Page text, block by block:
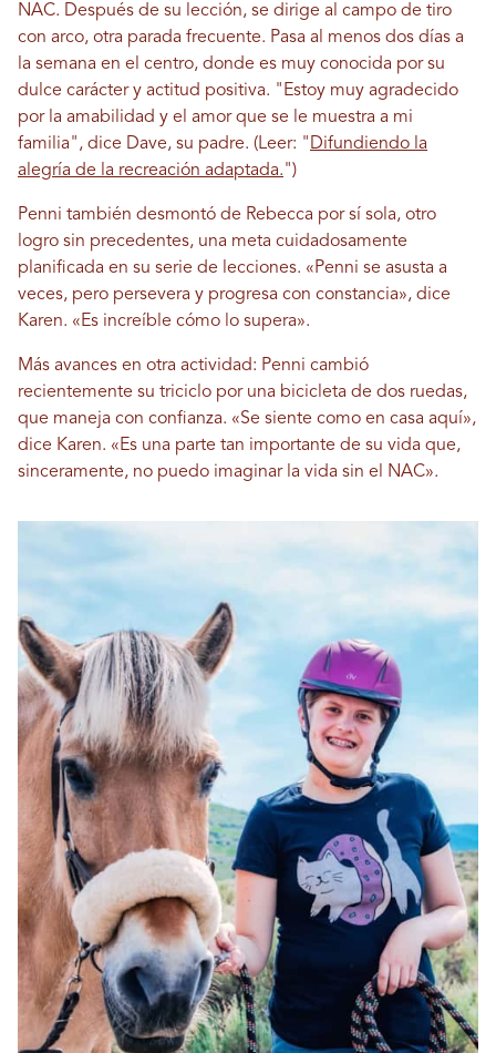
NAC. Después de su lección, se dirige al campo de tiro
con arco, otra parada frecuente. Pasa al menos dos días a
la semana en el centro, donde es muy conocida por su
dulce carácter y actitud positiva. "Estoy muy agradecido
por la amabilidad y el amor que se le muestra a mi
familia", dice Dave, su padre. (Leer: " Difundiendo la
alegría de la recreación adaptada.")
Penni también desmontó de Rebecca por sí sola, otro
logro sin precedentes, una meta cuidadosamente
planificada en su serie de lecciones. «Penni se asusta a
veces, pero persevera y progresa con constancia», dice
Karen. «Es increíble cómo lo supera».
Más avances en otra actividad: Penni cambió
recientemente su triciclo por una bicicleta de dos ruedas,
que maneja con confianza. «Se siente como en casa aquí»,
dice Karen. «Es una parte tan importante de su vida que,
sinceramente, no puedo imaginar la vida sin el NAC».